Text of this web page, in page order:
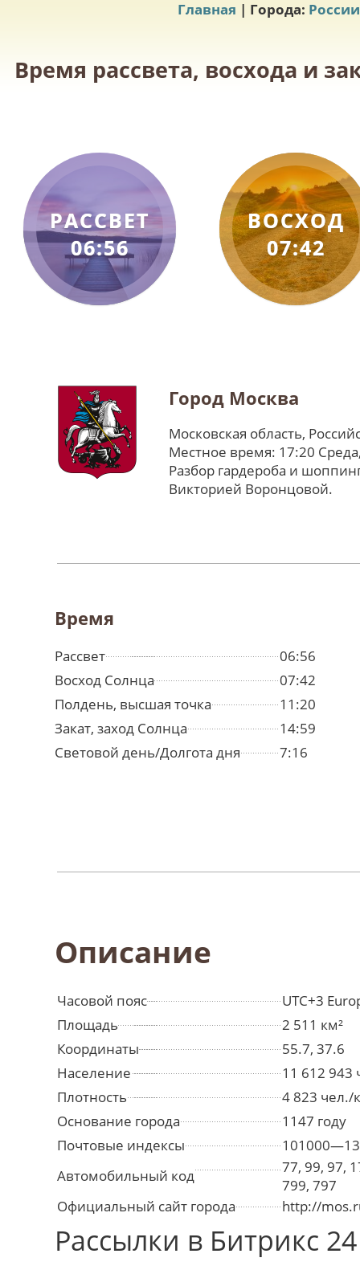
Главная | Города: России
Время рассвета, восхода и
РАССВЕТ
06:56
ВОСХОД
07:42
Город Москва
Московская область,
Местное время: 17:20
Разбор гардероба и
Викторией Воронцовой.
Время
Рассвет
06:56
Восход Солнца
07:42
Полдень, высшая точка
11:20
Закат, заход Солнца
14:59
Световой день/Долгота дня
7:16
Описание
Часовой пояс
UTC+3
Площадь
2 511 км²
Координаты
55.7, 37.6
Население
11 612 943
Плотность
4 823 чел./
Основание города
1147 году
Почтовые индексы
Автомобильный код
77, 99, 97,
799, 797
Официальный сайт города
http://
Рассылки в Битрикс 24